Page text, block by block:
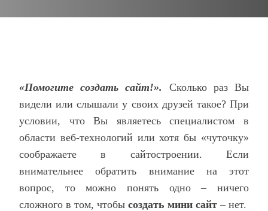
«Помогите создать сайт!».
Сколько раз Вы
видели или слышали у своих друзей такое? При
условии, что Вы являетесь специалистом в
области веб-технологий или хотя бы «чуточку»
соображаете в сайтостроении. Если
внимательнее обратить внимание на этот
вопрос, то можно понять одно – ничего
сложного в том, чтобы создать мини сайт – нет.